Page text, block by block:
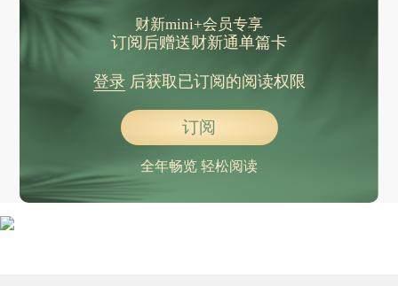
财新mini+会员专享
订阅后赠送财新通单篇卡
登录后获取已订阅的阅读权限
订阅
全年畅览 轻松阅读